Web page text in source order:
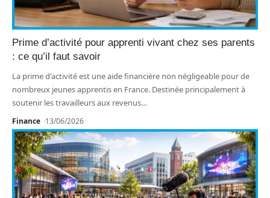
Prime d’activité pour apprenti vivant chez ses parents
: ce qu’il faut savoir
La prime d'activité est une aide financière non négligeable pour de
nombreux jeunes apprentis en France. Destinée principalement à
soutenir les travailleurs aux revenus…
Finance 13/06/2026